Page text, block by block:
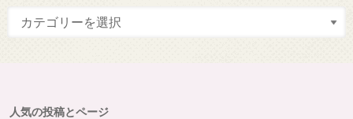
人気の投稿とページ